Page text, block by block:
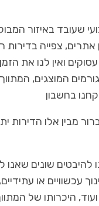
שעובד באיזור
צפייה
ואין לנו את
המוצגים,
בחשבון
מבין אלו הדירות
שונים שאנו
עכשוויים או
היכרותו של